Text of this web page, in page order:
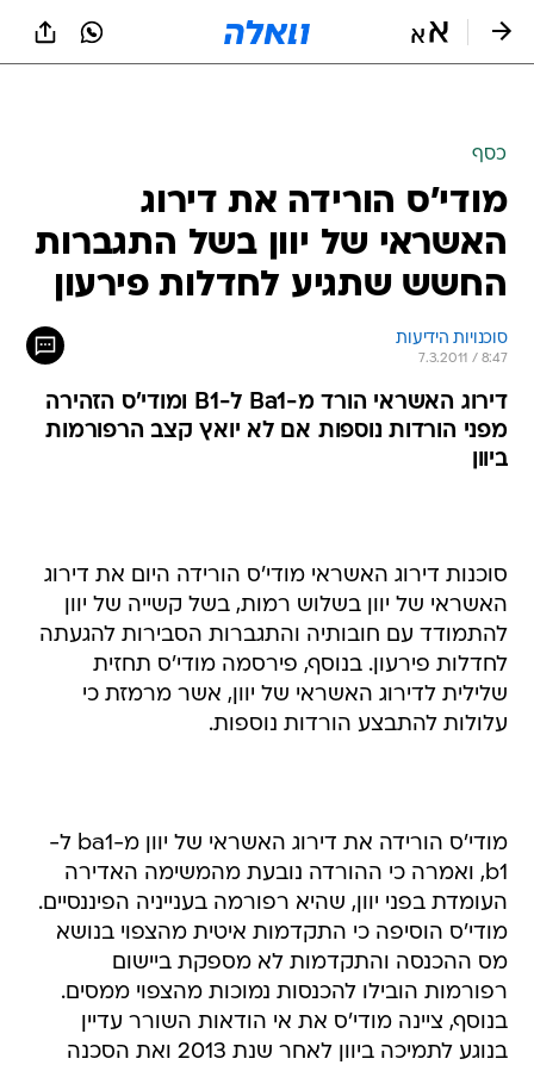
כסף
מודי'ס הורידה את דירוג
האשראי של יוון בשל התגברות
החשש שתגיע לחדלות פירעון
סוכנויות הידיעות
7.3.2011 / 8:47
דירוג האשראי הורד מ-Ba1 ל-B1 ומודי'ס הזהירה
מפני הורדות נוספות אם לא יואץ קצב הרפורמות
ביוון
סוכנות דירוג האשראי מודי'ס הורידה היום את דירוג
האשראי של יוון בשלוש רמות, בשל קשייה של יוון
להתמודד עם חובותיה והתגברות הסבירות להגעתה
לחדלות פירעון. בנוסף, פירסמה מודי'ס תחזית
שלילית לדירוג האשראי של יוון, אשר מרמזת כי
עלולות להתבצע הורדות נוספות.
מודי'ס הורידה את דירוג האשראי של יוון מ-ba1 ל-
b1, ואמרה כי ההורדה נובעת מהמשימה האדירה
העומדת בפני יוון, שהיא רפורמה בענייניה הפיננסיים.
מודי'ס הוסיפה כי התקדמות איטית מהצפוי בנושא
מס ההכנסה והתקדמות לא מספקת ביישום
רפורמות הובילו להכנסות נמוכות מהצפוי ממסים.
בנוסף, ציינה מודי'ס את אי הודאות השורר עדיין
בנוגע לתמיכה ביוון לאחר שנת 2013 ואת הסכנה